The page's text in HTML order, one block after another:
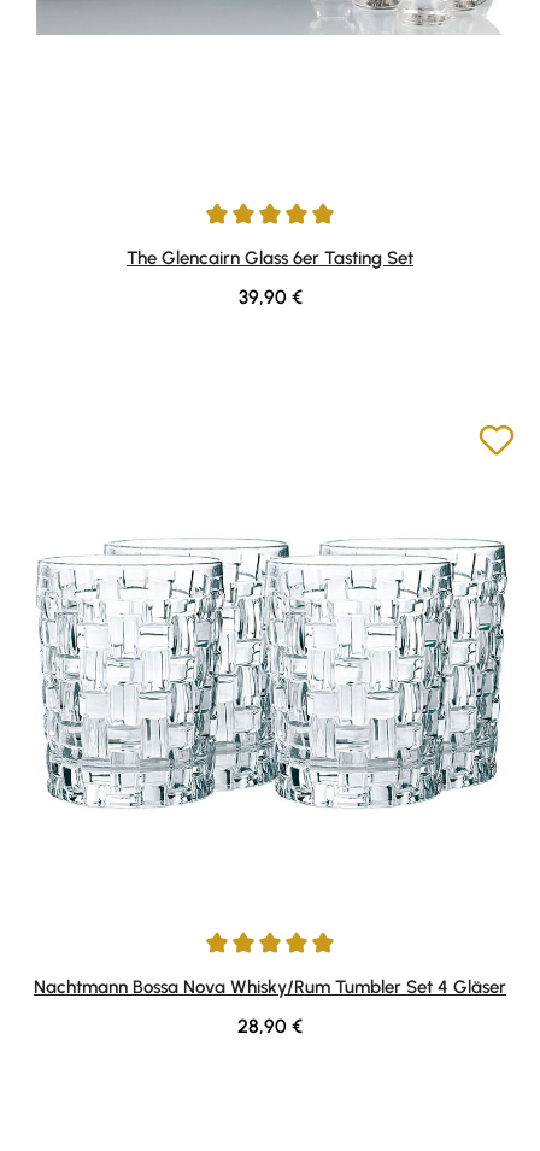
Durchschnittliche Bewertung von 4.94 von 5 Sternen
The Glencairn Glass 6er Tasting Set
Regulärer Preis:
39,90 €
Durchschnittliche Bewertung von 5 von 5 Sternen
Nachtmann Bossa Nova Whisky/Rum Tumbler Set 4 Gläser
Regulärer Preis:
28,90 €